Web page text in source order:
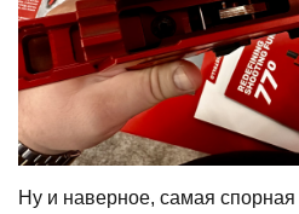
Ну и наверное, самая